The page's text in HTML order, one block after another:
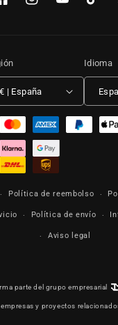
InstagramYouTubeTikTok
EUR € | España
Idioma
de pago
Política de reembolso
Política de envío
Aviso legal
parte del grupo empresarial
y proyectos